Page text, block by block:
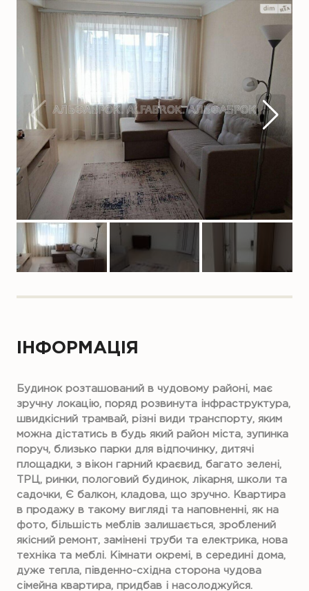
ІНФОРМАЦІЯ
Будинок розташований в чудовому районі, має
зручну локацію, поряд розвинута інфраструктура,
швидкісний трамвай, різні види транспорту, яким
можна дістатись в будь який район міста, зупинка
поруч, близько парки для відпочинку, дитячі
площадки, з вікон гарний краєвид, багато зелені,
ТРЦ, ринки, пологовий будинок, лікарня, школи та
садочки, Є балкон, кладова, що зручно. Квартира
в продажу в такому вигляді та наповненні, як на
фото, більшість меблів залишається, зроблений
якісний ремонт, замінені труби та електрика, нова
техніка та меблі. Кімнати окремі, в середині дома,
дуже тепла, південно-східна сторона чудова
сімейна квартира, придбав і насолоджуйся.